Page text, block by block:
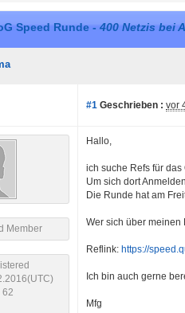
Speed Runde -400 Netzis bei
#1 Geschrieben : vor
Member
62
Hallo,
ich suche Refs für
Um sich dort
Die Runde hat am
Wer sich über meinen
Reflink: https://
Ich bin auch gerne
Mfg